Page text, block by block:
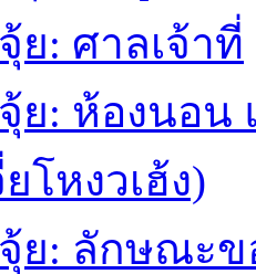
ย: ศาลเจ้าที่
ย: ห้องนอน
โหงวเฮ้ง)
ย: ลักษณะ